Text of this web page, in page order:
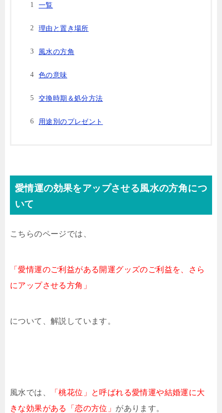
一覧
理由と置き場所
風水の方角
色の意味
交換時期＆処分方法
用途別のプレゼント
愛情運の効果をアップさせる風水の方角につ
いて
こちらのページでは、
「愛情運のご利益がある開運グッズのご利益を、さら
にアップさせる方角」
について、解説しています。
風水では、
「桃花位」と呼ばれる愛情運や結婚運に大
きな効果がある「恋の方位」 があります。